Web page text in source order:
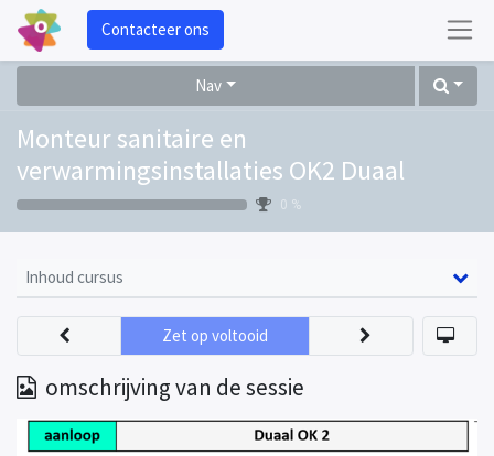
Contacteer ons
Nav
Monteur sanitaire en
verwarmingsinstallaties OK2 Duaal
0 %
Inhoud cursus
omschrijving van de sessie
Zet op voltooid